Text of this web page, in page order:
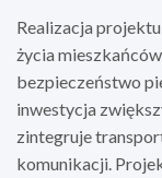
Realizacja
życia
bezpieczeństwo
inwestycja
zintegruje
komunikacji.